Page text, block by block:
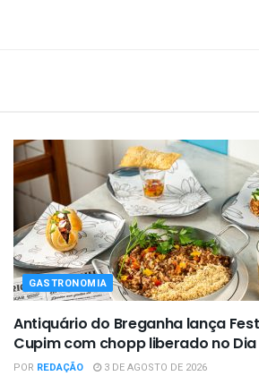
GASTRONOMIA
Antiquário do Breganha lança
Cupim com chopp liberado no Dia
POR REDAÇÃO 3 DE AGOSTO DE 2026